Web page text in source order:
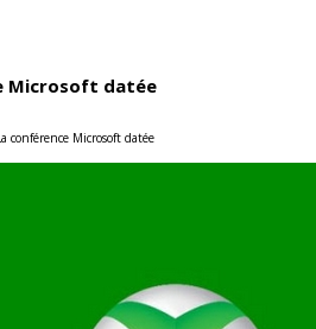
Microsoft datée
conférence Microsoft datée